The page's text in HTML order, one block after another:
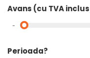
Avans (cu TVA
-
Perioada?